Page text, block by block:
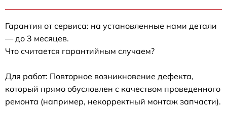
Гарантия от сервиса: на установленные нами детали
— до 3 месяцев.
Что считается гарантийным случаем?
Для работ: Повторное возникновение дефекта,
который прямо обусловлен с качеством проведенного
ремонта (например, некорректный монтаж запчасти).